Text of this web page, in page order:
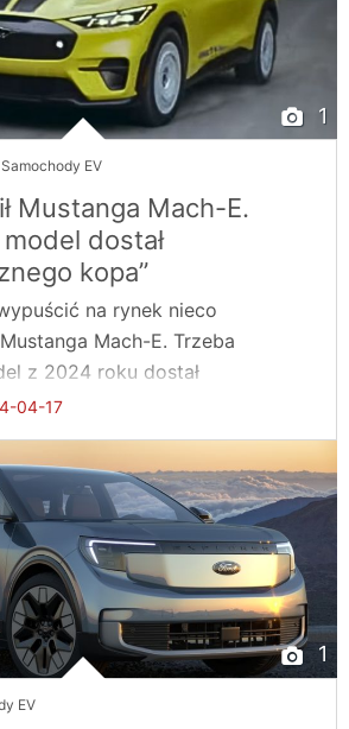
1
Samochody EV
Mustanga Mach-E.
dostał
kopa”
na rynek nieco
Mach-E. Trzeba
z 2024 roku dostał
...
04-17
1
EV